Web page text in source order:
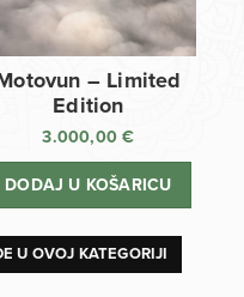
– Limited
Edition
3.000,00€
DODAJ U KOŠARICU
U OVOJ KATEGORIJI